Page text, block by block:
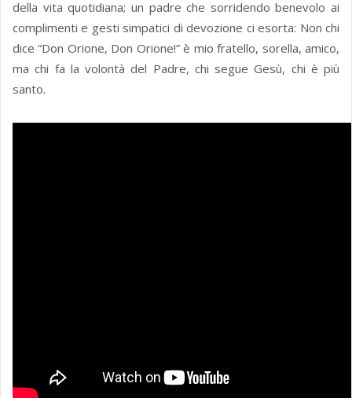
della vita quotidiana; un padre che sorridendo benevolo ai
complimenti e gesti simpatici di devozione ci esorta: Non chi
dice “Don Orione, Don Orione!” è mio fratello, sorella, amico,
ma chi fa la volontà del Padre, chi segue Gesù, chi è più
santo.